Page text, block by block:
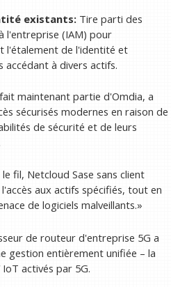
existants:Tire parti des
l'entreprise (IAM) pour
l'étalement de l'identité et
à divers actifs.
maintenant partie d'Omdia, a
sécurisés modernes en raison de
de sécurité et de leurs
fil, Netcloud Sase sans client
aux actifs spécifiés, tout en
de logiciels malveillants.»
de routeur d'entreprise 5G a
gestion entièrement unifiée – la
activés par 5G.